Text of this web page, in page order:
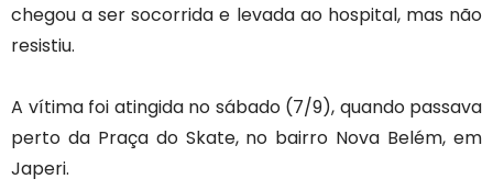
chegou a ser socorrida e levada ao hospital, mas não
resistiu.
A vítima foi atingida no sábado (7/9), quando passava
perto da Praça do Skate, no bairro Nova Belém, em
Japeri.